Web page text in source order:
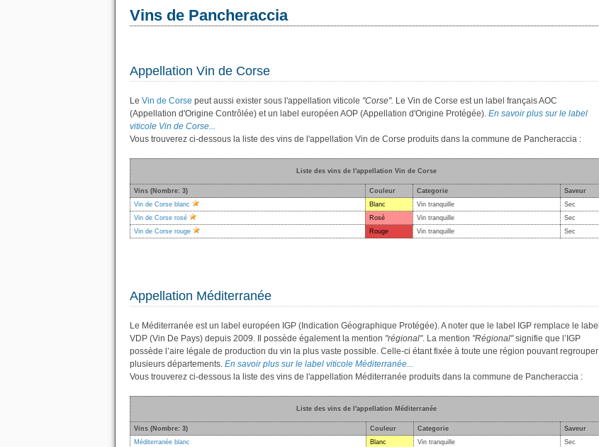
Vins de Pancheraccia
Appellation Vin de Corse
Le Vin de Corse peut aussi exister sous l'appellation viticole "Corse". Le Vin de Corse est un label français AOC
(Appellation d'Origine Contrôlée) et un label européen AOP (Appellation d'Origine Protégée). En savoir plus sur le label
viticole Vin de Corse...
Vous trouverez ci-dessous la liste des vins de l'appellation Vin de Corse produits dans la commune de Pancheraccia :
Liste des vins de l'appellation Vin de Corse
Vins (Nombre: 3) Couleur Categorie
Saveur
Vin de Corse blanc
Blanc Vin tranquille
Sec
Vin de Corse rosé
Rosé Vin tranquille
Sec
Vin de Corse rouge
Rouge Vin tranquille Sec
Appellation Méditerranée
Le Méditerranée est un label européen IGP (Indication Géographique Protégée). A noter que le label IGP remplace le label
VDP (Vin De Pays) depuis 2009. Il possède également la mention "régional". La mention "Régional"signifie que l’IGP
possède l’aire légale de production du vin la plus vaste possible. Celle-ci étant fixée à toute une région pouvant regrouper
plusieurs départements. En savoir plus sur le label viticole Méditerranée...
Vous trouverez ci-dessous la liste des vins de l'appellation Méditerranée produits dans la commune de Pancheraccia :
Liste des vins de l'appellation Méditerranée
Vins (Nombre: 3) Couleur Categorie
Saveur
Méditerranée blanc
Blanc Vin tranquille
Sec